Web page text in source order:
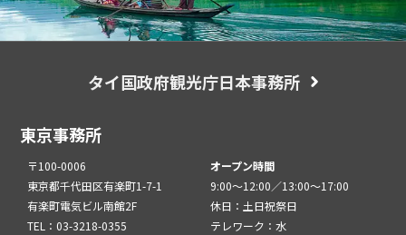
タイ国政府観光庁日本事務所
東京事務所
〒100-0006
東京都千代田区有楽町1-7-1
有楽町電気ビル南館2F
TEL：03-3218-0355
オープン時間
9:00～12:00／13:00～17:00
休日：土日祝祭日
テレワーク：水